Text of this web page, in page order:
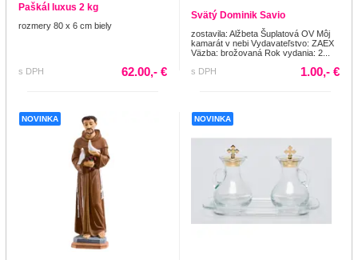
Paškál luxus 2 kg
rozmery 80 x 6 cm biely
s DPH 62.00,- €
Svätý Dominik Savio
zostavila: Alžbeta Šuplatová OV Môj
kamarát v nebi Vydavateľstvo: ZAEX
Väzba: brožovaná Rok vydania: 2...
s DPH
1.00,- €
NOVINKA NOVINKA